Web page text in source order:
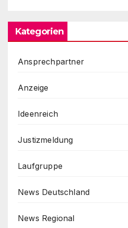
Kategorien
Ansprechpartner
Anzeige
Ideenreich
Justizmeldung
Laufgruppe
News Deutschland
News Regional